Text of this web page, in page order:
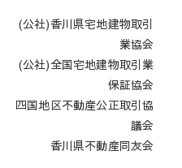
(公社)香川県宅地建物取引
業協会
(公社)全国宅地建物取引業
保証協会
四国地区不動産公正取引協
議会
香川県不動産同友会